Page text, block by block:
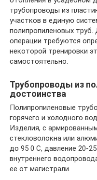
трубопроводы из
участков в единую
полипропиленовых труб.
операции требуются
некоторой тренировки
самостоятельно.
Трубопроводы из
достоинства
Полипропиленовые
горячего и холодного
Изделия, с
стекловолокна или
до 95 0 С, давление 20-
внутреннего
ее от магистрали.